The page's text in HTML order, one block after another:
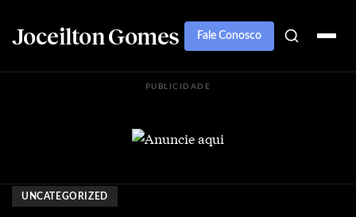
Joceilton Gomes Fale Conosco
PUBLICIDADE
UNCATEGORIZED